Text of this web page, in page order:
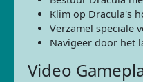
Klim op Dracula's
Verzamel speciale
Navigeer door het
Video